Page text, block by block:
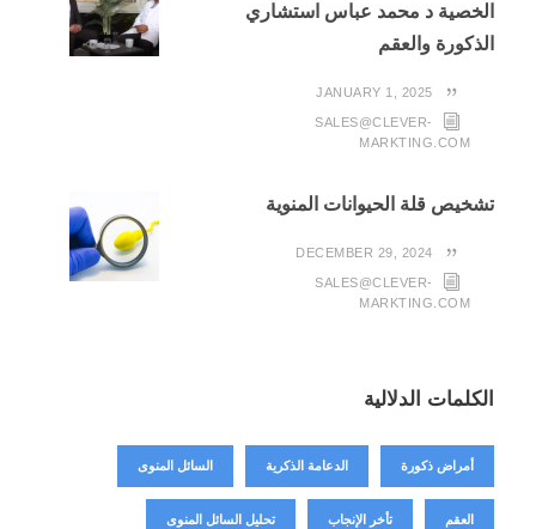
الخصية د محمد عباس استشاري
الذكورة والعقم
JANUARY 1, 2025
SALES@CLEVER-
MARKTING.COM
تشخيص قلة الحيوانات المنوية
DECEMBER 29, 2024
SALES@CLEVER-
MARKTING.COM
الكلمات الدلالية
أمراض ذكورة الدعامة الذكرية السائل المنوى
العقم تأخر الإنجاب تحليل السائل المنوى